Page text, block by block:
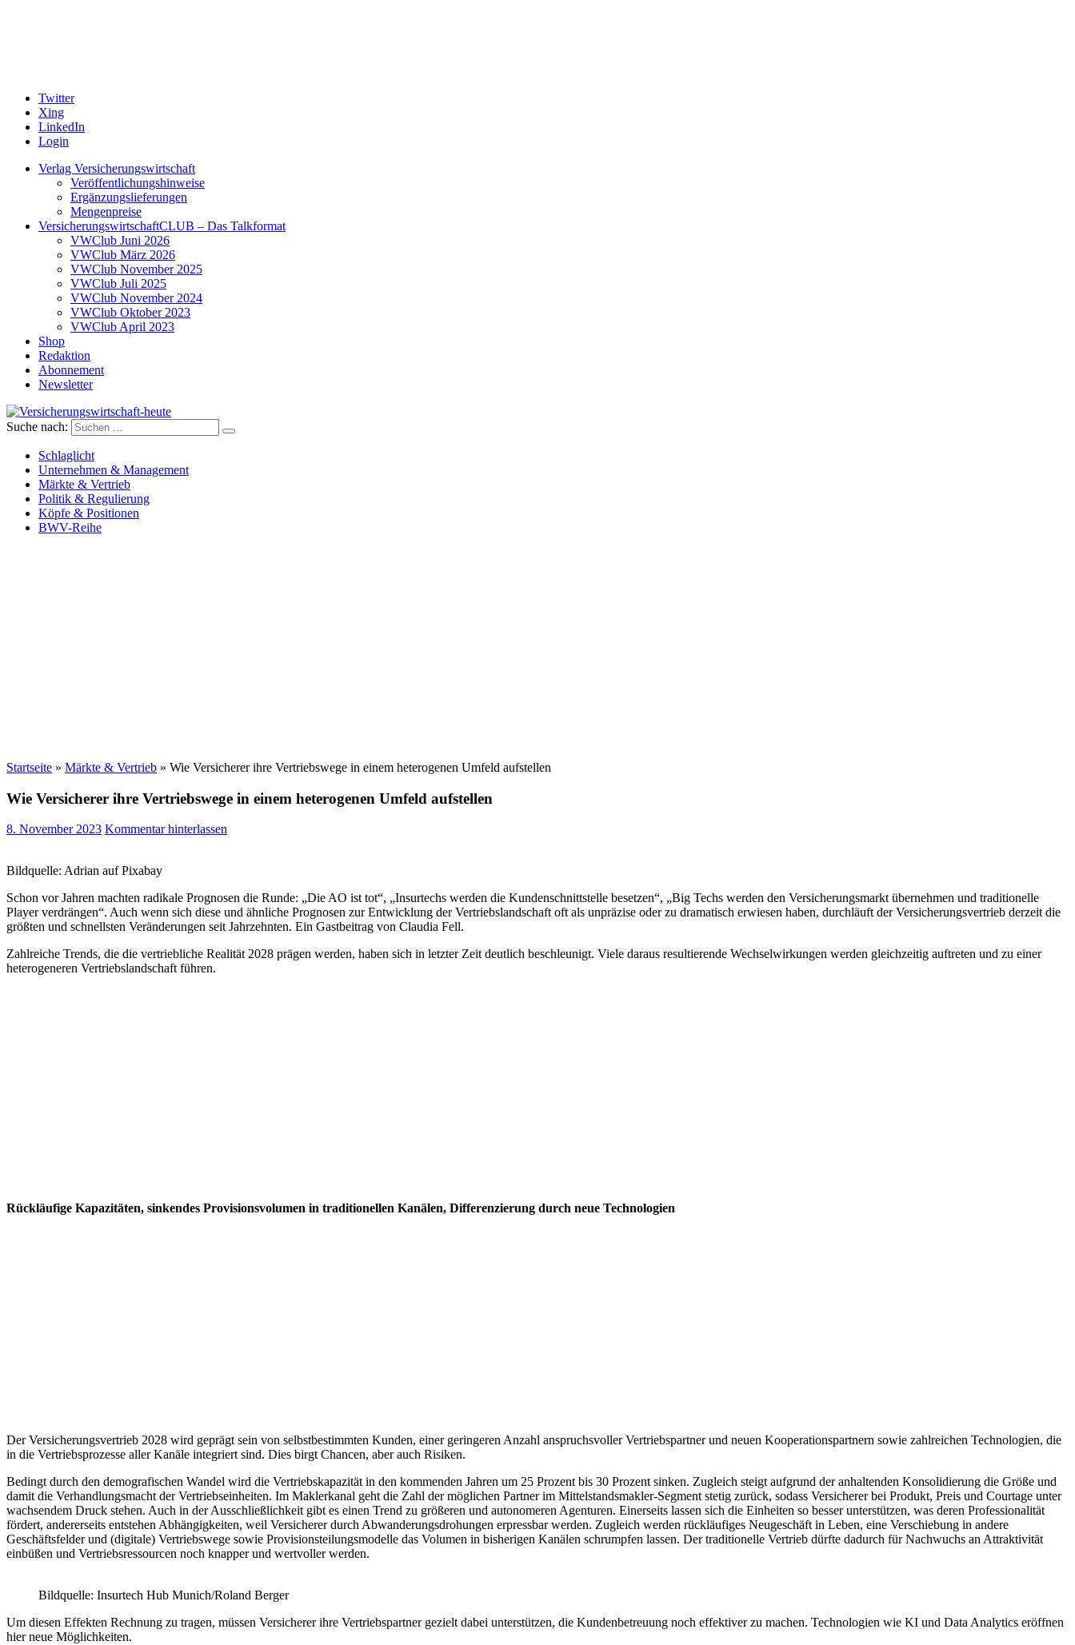
Twitter
Xing
LinkedIn
Login
Verlag Versicherungswirtschaft
Veröffentlichungshinweise
Ergänzungslieferungen
Mengenpreise
VersicherungswirtschaftCLUB – Das Talkformat
VWClub Juni 2026
VWClub März 2026
VWClub November 2025
VWClub Juli 2025
VWClub November 2024
VWClub Oktober 2023
VWClub April 2023
Shop
Redaktion
Abonnement
Newsletter
Versicherungswirtschaft-heute
Suche nach:
Schlaglicht
Unternehmen & Management
Märkte & Vertrieb
Politik & Regulierung
Köpfe & Positionen
BWV-Reihe
Startseite » Märkte & Vertrieb » Wie Versicherer ihre Vertriebswege in einem heterogenen Umfeld aufstellen
Wie Versicherer ihre Vertriebswege in einem heterogenen Umfeld aufstellen
8. November 2023 Kommentar hinterlassen
Bildquelle: Adrian auf Pixabay
Schon vor Jahren machten radikale Prognosen die Runde: „Die AO ist tot“, „Insurtechs werden die Kundenschnittstelle besetzen“, „Big Techs werden den Versicherungsmarkt übernehmen und traditionelle
Player verdrängen“. Auch wenn sich diese und ähnliche Prognosen zur Entwicklung der Vertriebslandschaft oft als unpräzise oder zu dramatisch erwiesen haben, durchläuft der Versicherungsvertrieb derzeit die
größten und schnellsten Veränderungen seit Jahrzehnten. Ein Gastbeitrag von Claudia Fell.
Zahlreiche Trends, die die vertriebliche Realität 2028 prägen werden, haben sich in letzter Zeit deutlich beschleunigt. Viele daraus resultierende Wechselwirkungen werden gleichzeitig auftreten und zu einer
heterogeneren Vertriebslandschaft führen.
Rückläufige Kapazitäten, sinkendes Provisionsvolumen in traditionellen Kanälen, Differenzierung durch neue Technologien
Der Versicherungsvertrieb 2028 wird geprägt sein von selbstbestimmten Kunden, einer geringeren Anzahl anspruchsvoller Vertriebspartner und neuen Kooperationspartnern sowie zahlreichen Technologien, die
in die Vertriebsprozesse aller Kanäle integriert sind. Dies birgt Chancen, aber auch Risiken.
Bedingt durch den demografischen Wandel wird die Vertriebskapazität in den kommenden Jahren um 25 Prozent bis 30 Prozent sinken. Zugleich steigt aufgrund der anhaltenden Konsolidierung die Größe und
damit die Verhandlungsmacht der Vertriebseinheiten. Im Maklerkanal geht die Zahl der möglichen Partner im Mittelstandsmakler-Segment stetig zurück, sodass Versicherer bei Produkt, Preis und Courtage unter
wachsendem Druck stehen. Auch in der Ausschließlichkeit gibt es einen Trend zu größeren und autonomeren Agenturen. Einerseits lassen sich die Einheiten so besser unterstützen, was deren Professionalität
fördert, andererseits entstehen Abhängigkeiten, weil Versicherer durch Abwanderungsdrohungen erpressbar werden. Zugleich werden rückläufiges Neugeschäft in Leben, eine Verschiebung in andere
Geschäftsfelder und (digitale) Vertriebswege sowie Provisionsteilungsmodelle das Volumen in bisherigen Kanälen schrumpfen lassen. Der traditionelle Vertrieb dürfte dadurch für Nachwuchs an Attraktivität
einbüßen und Vertriebsressourcen noch knapper und wertvoller werden.
Bildquelle: Insurtech Hub Munich/Roland Berger
Um diesen Effekten Rechnung zu tragen, müssen Versicherer ihre Vertriebspartner gezielt dabei unterstützen, die Kundenbetreuung noch effektiver zu machen. Technologien wie KI und Data Analytics eröffnen
hier neue Möglichkeiten.